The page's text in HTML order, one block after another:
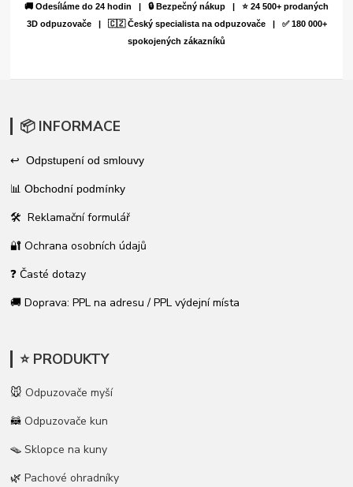
🚚 Odesíláme do 24 hodin | 🔒 Bezpečný nákup | ⭐ 24 500+ prodaných
3D odpuzovače | 🇨🇿 Český specialista na odpuzovače | ✅ 180 000+
spokojených zákazníků
📦 INFORMACE
↩ Odpstupení od smlouvy
📊 Obchodní podmínky
🛠 Reklamační formulář
🔐 Ochrana osobních údajů
❓ Časté dotazy
🚚 Doprava: PPL na adresu / PPL výdejní místa
⭐ PRODUKTY
🐭Odpuzovače myší
🦝Odpuzovače kun
🪤Sklopce na kuny
🌿Pachové ohradníky